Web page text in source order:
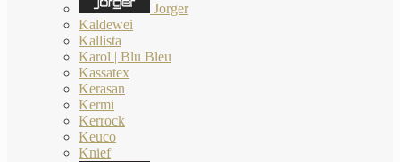
Jorger
Kaldewei
Kallista
Karol | Blu Bleu
Kassatex
Kerasan
Kermi
Kerrock
Keuco
Knief